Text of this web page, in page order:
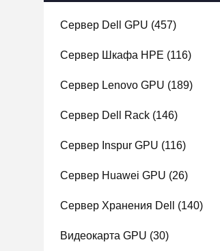
Сервер Dell GPU (457)
Сервер Шкафа HPE (116)
Сервер Lenovo GPU (189)
Сервер Dell Rack (146)
Сервер Inspur GPU (116)
Сервер Huawei GPU (26)
Сервер Хранения Dell (140)
Видеокарта GPU (30)